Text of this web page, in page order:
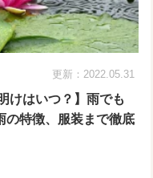
更新：2022.05.31
けはいつ？】雨でも
の特徴、服装まで徹底